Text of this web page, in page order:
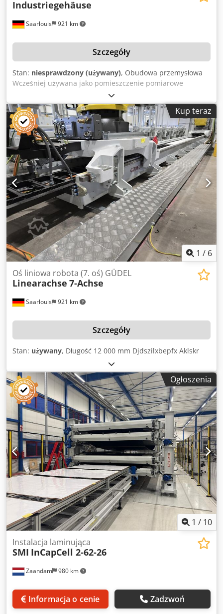
Saarlouis 921 km
Industriegehäuse
Szczegóły
Stan: niesprawdzony (używany), Obudowa przemysłowa
Wcześniej używana jako pomieszczenie pomiarowe
Całkowicie zabudowana obudowa przemysłowa Wymiary
Brama rolowana ok. 3500 × 2960 × 2960 mm Pełna
zabudowa ok. 22 000 × 15 000 × 9 000 mm Urządzenia
dźwigowe Suwnica pomostowa ABUS Udźwig: 1 tona
System wentylacji i klimatyzacji 2 jednostki zewnętrzne
Mitsubishi Electric Blok Mitsubishi 1 Dksdpfozilmxox Aklsr
Typ: PUZ-M125VKA2 Rok produkcji: 2022 Blok Mitsubishi 2
Typ: PUZ-M125VKA2 Rok produkcji: 2022
Kup teraz
1 / 6
Saarlouis 921 km
Oś liniowa robota (7. oś) GÜDEL
Linearachse 7-Achse
Szczegóły
Stan: używany, Długość 12 000 mm Djdszilxbepfx Aklskr
Ogłoszenia
1 / 10
Zaandam 980 km
Instalacja laminująca
SMI InCapCell 2-62-26
Informacja o cenie Zadzwoń